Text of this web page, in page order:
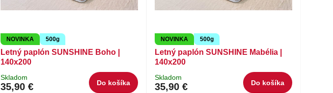
NOVINKA 500g
Letný paplón SUNSHINE Boho |
140x200
Skladom
35,90 € Do košíka
NOVINKA 500g
Letný paplón SUNSHINE Mabélia |
140x200
Skladom
35,90 € Do košíka